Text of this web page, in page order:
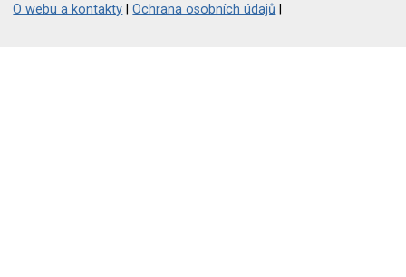
O webu a kontakty |Ochrana osobních údajů